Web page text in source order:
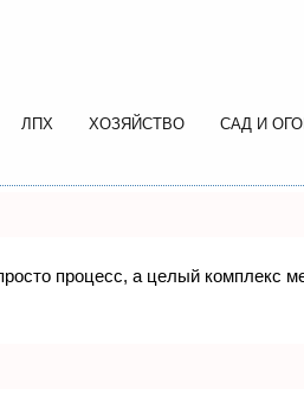
ЛПХ ХОЗЯЙСТВО САД И
процесс, а целый комплекс